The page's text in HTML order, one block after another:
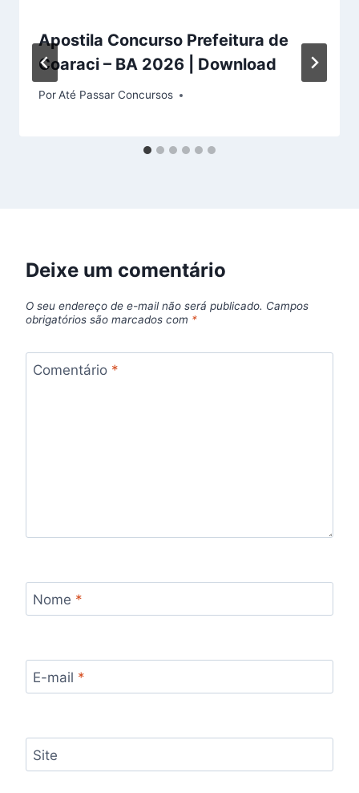
Apostila Concurso Prefeitura de
Coaraci – BA 2026 | Download
PorAté Passar Concursos
Deixe um comentário
O seu endereço de e-mail não será publicado. Campos
obrigatórios são marcados com *
Comentário *
Nome *
E-mail *
Site